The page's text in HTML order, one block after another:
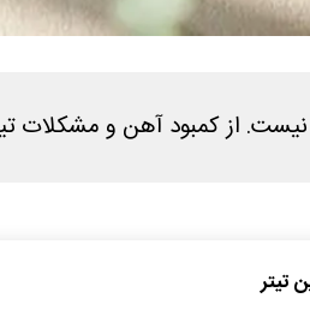
از کمبود آهن و مشکلات
تیتر